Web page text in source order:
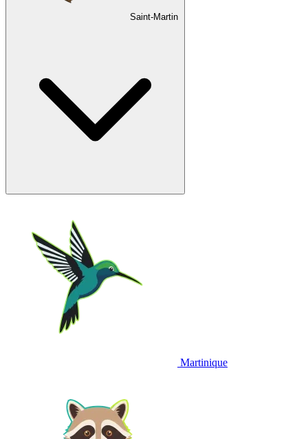
Saint-Martin
Martinique